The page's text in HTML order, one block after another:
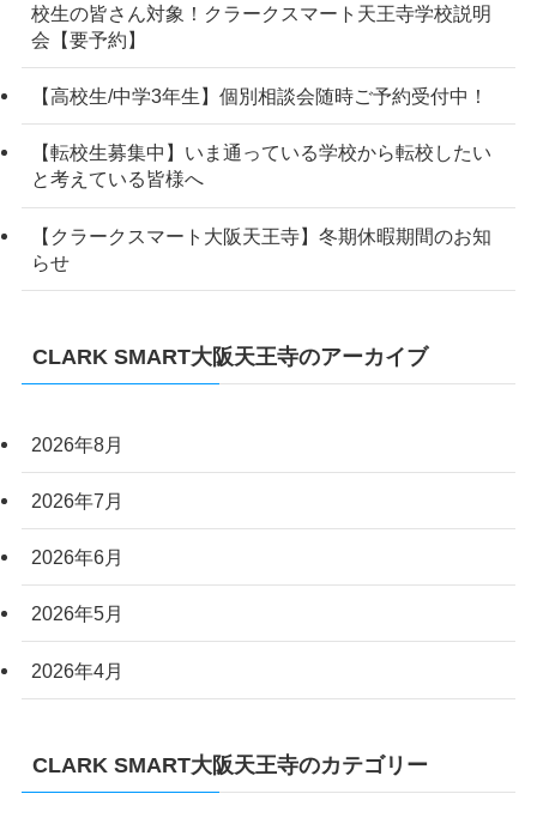
校生の皆さん対象！クラークスマート天王寺学校説明
会【要予約】
【高校生/中学3年生】個別相談会随時ご予約受付中！
【転校生募集中】いま通っている学校から転校したい
と考えている皆様へ
【クラークスマート大阪天王寺】冬期休暇期間のお知
らせ
CLARK SMART大阪天王寺のアーカイブ
2026年8月
2026年7月
2026年6月
2026年5月
2026年4月
CLARK SMART大阪天王寺のカテゴリー